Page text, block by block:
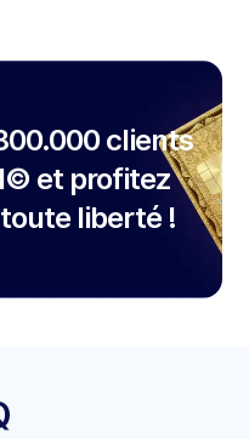
clients
et profitez
liberté !